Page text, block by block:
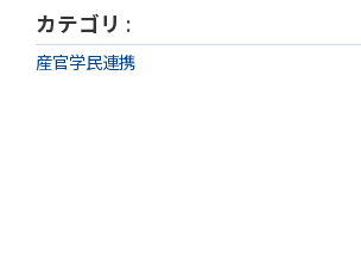
カテゴリ :
産官学民連携